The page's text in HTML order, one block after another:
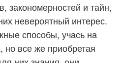
закономерностей и тайн,
невероятный интерес.
способы, учась на
но все же приобретая